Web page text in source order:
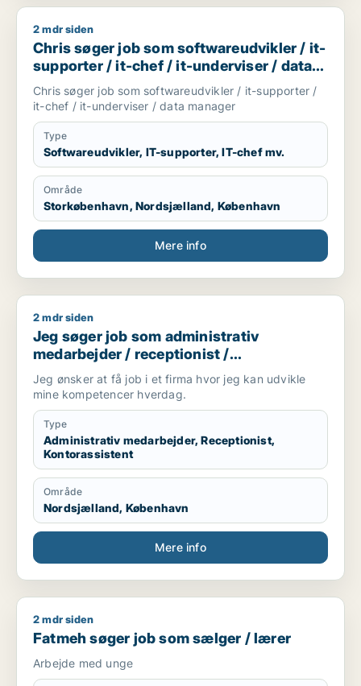
Chris søger job som softwareudvikler / it-supporter / it-
2 mdr siden
Chris søger job som softwareudvikler / it-
supporter / it-chef / it-underviser / data
manager
Chris søger job som softwareudvikler / it-supporter /
it-chef / it-underviser / data manager
Type
Softwareudvikler, IT-supporter, IT-chef mv.
Område
Storkøbenhavn, Nordsjælland, København
Mere info
Jeg søger job som administrativ medarbejder / receptionist
2 mdr siden
Jeg søger job som administrativ
medarbejder / receptionist /
kontorassistent
Jeg ønsker at få job i et firma hvor jeg kan udvikle
mine kompetencer hverdag.
Type
Administrativ medarbejder, Receptionist,
Kontorassistent
Område
Nordsjælland, København
Mere info
Fatmeh søger job som sælger / lærer
2 mdr siden
Fatmeh søger job som sælger / lærer
Arbejde med unge